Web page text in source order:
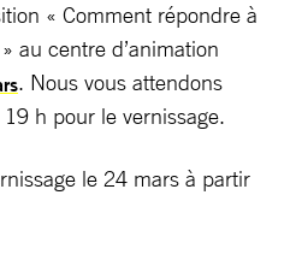
« Comment répondre à
au centre d’animation
. Nous vous attendons
h pour le vernissage.
le 24 mars à partir